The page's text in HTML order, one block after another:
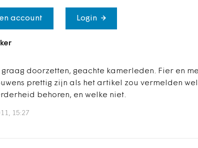
account Login
graag doorzetten, geachte kamerleden. Fier en
prettig zijn als het artikel zou vermelden
behoren, en welke niet.
15:27